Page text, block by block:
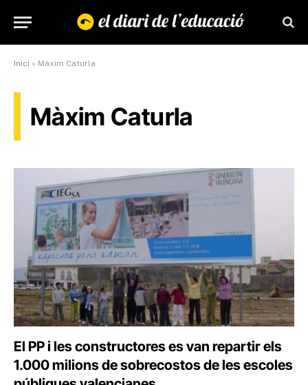
Inici » Màxim Caturla
Màxim Caturla
El PP i les constructores es van repartir els
1.000 milions de sobrecostos de les escoles